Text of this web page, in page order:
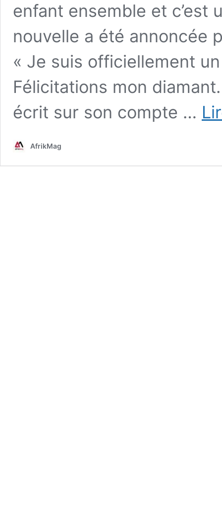
enfant ensemble et c’est
nouvelle a été annoncée
« Je suis officiellement
Félicitations mon
écrit sur son compte …
AfrikMag